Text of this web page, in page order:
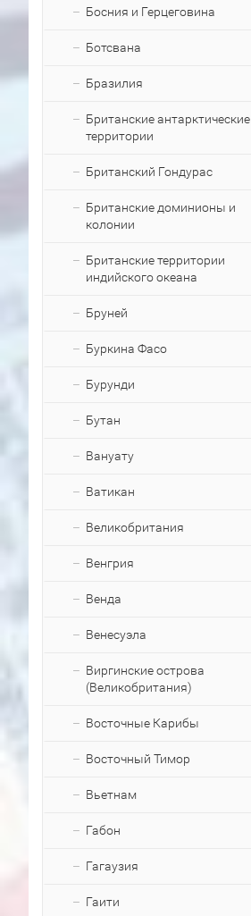
Босния и Герцеговина
Ботсвана
Бразилия
Британские антарктические
территории
Британский Гондурас
Британские доминионы и
колонии
Британские территории
индийского океана
Бруней
Буркина Фасо
Бурунди
Бутан
Вануату
Ватикан
Великобритания
Венгрия
Венда
Венесуэла
Виргинские острова
(Великобритания)
Восточные Карибы
Восточный Тимор
Вьетнам
Габон
Гагаузия
Гаити